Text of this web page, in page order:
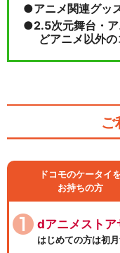
アニメ関連グッ
2.5次元舞台・
どアニメ以外
ご
ドコモのケータイ
お持ちの方
dアニメスト
はじめての方は初